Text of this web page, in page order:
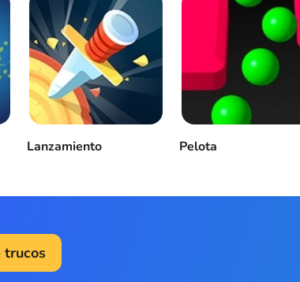
Lanzamiento Pelota
trucos